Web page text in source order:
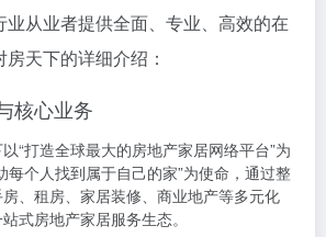
业从业者提供全面、专业、高效的在
天下的详细介绍：
核心业务
以“打造全球最大的房地产家居网络平台”为
每个人找到属于自己的家”为使命，通过整
、租房、家居装修、商业地产等多元化
式房地产家居服务生态。